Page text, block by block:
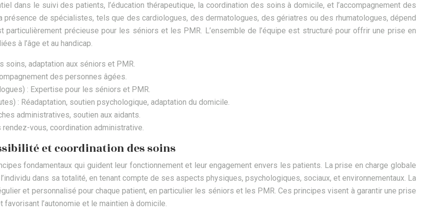
dans le suivi des patients, l’éducation thérapeutique, la coordination des soins à domicile, et l’accompagnement des
de spécialistes, tels que des cardiologues, des dermatologues, des gériatres ou des rhumatologues, dépend
précieuse pour les séniors et les PMR. L’ensemble de l’équipe est structuré pour offrir une prise en
à l’âge et au handicap.
soins, adaptation aux séniors et PMR.
des personnes âgées.
: Expertise pour les séniors et PMR.
: Réadaptation, soutien psychologique, adaptation du domicile.
administratives, soutien aux aidants.
vous, coordination administrative.
et coordination des soins
fondamentaux qui guident leur fonctionnement et leur engagement envers les patients. La prise en charge globale
dans sa totalité, en tenant compte de ses aspects physiques, psychologiques, sociaux, et environnementaux. La
et personnalisé pour chaque patient, en particulier les séniors et les PMR. Ces principes visent à garantir une prise
l’autonomie et le maintien à domicile.